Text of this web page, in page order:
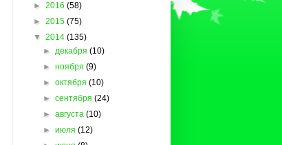
► 2016 (58)
► 2015 (75)
▼ 2014 (135)
►декабря(10)
►ноября(9)
►октября(10)
►сентября(24)
►августа(10)
►июля(12)